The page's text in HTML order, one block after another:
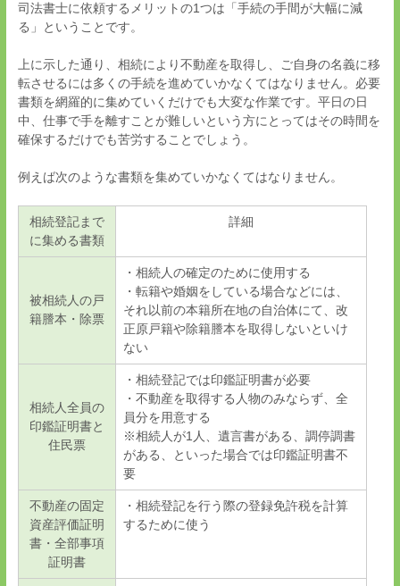
司法書士に依頼するメリットの1つは「手続の手間が大幅に減
る」ということです。
上に示した通り、相続により不動産を取得し、ご自身の名義に移
転させるには多くの手続を進めていかなくてはなりません。必要
書類を網羅的に集めていくだけでも大変な作業です。平日の日
中、仕事で手を離すことが難しいという方にとってはその時間を
確保するだけでも苦労することでしょう。
例えば次のような書類を集めていかなくてはなりません。
相続登記まで
に集める書類
詳細
被相続人の戸
籍謄本・除票
・相続人の確定のために使用する
・転籍や婚姻をしている場合などには、
それ以前の本籍所在地の自治体にて、改
正原戸籍や除籍謄本を取得しないといけ
ない
相続人全員の
印鑑証明書と
住民票
・相続登記では印鑑証明書が必要
・不動産を取得する人物のみならず、全
員分を用意する
※相続人が1 人、遺言書がある、調停調書
がある、といった場合では印鑑証明書不
要
不動産の固定
資産評価証明
書・全部事項
証明書
・相続登記を行う際の登録免許税を計算
するために使う